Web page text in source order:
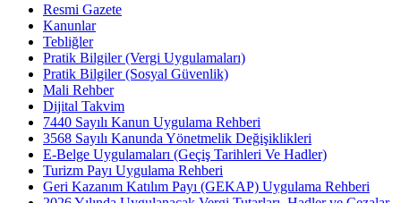
Resmi Gazete
Kanunlar
Tebliğler
Pratik Bilgiler (Vergi Uygulamaları)
Pratik Bilgiler (Sosyal Güvenlik)
Mali Rehber
Dijital Takvim
7440 Sayılı Kanun Uygulama Rehberi
3568 Sayılı Kanunda Yönetmelik Değişiklikleri
E-Belge Uygulamaları (Geçiş Tarihleri Ve Hadler)
Turizm Payı Uygulama Rehberi
Geri Kazanım Katılım Payı (GEKAP) Uygulama Rehberi